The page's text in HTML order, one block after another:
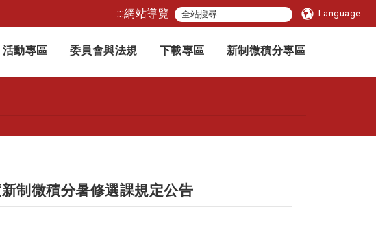
:::網站導覽 Language
活動專區 委員會與法規 下載專區 新制微積分專區
制微積分暑修選課規定公告